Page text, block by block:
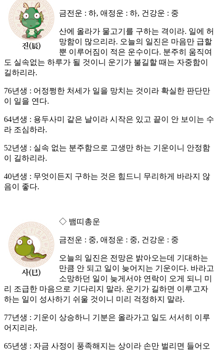
금전운 : 하, 애정운 : 하, 건강운 : 중
산에 올라가 물고기를 구하는 격이라. 일에 허
망함이 많으리라. 오늘의 일진은 마음만 급할
뿐 이루어짐이 적은 운수이다. 분주히 움직여
도 실속없는 하루가 될 것이니 운기가 불길할 때는 자중함이
길하리라.
76년생 : 어정쩡한 처세가 일을 망치는 것이라 확실한 판단만
이 일을 연다.
64년생 : 용두사미 같은 날이라 시작은 있고 끝이 안 보이는 수
라 조심하라.
52년생 : 실속 없는 분주함으로 고생만 하는 기운이니 안정함
이 길하리라.
40년생 : 무엇이든지 구하는 것은 힘드니 무리하게 바라지 않
음이 좋다.
◇ 뱀띠총운
금전운 : 중, 애정운 : 중, 건강운 : 중
오늘의 일진은 전망은 밝아오는데 기대하는
만큼 안 되고 일이 늦어지는 기운이다. 바라고
소망하던 일이 늦게서야 연락이 오게 되니 미
리 조급한 마음으로 기다리지 말라. 운기가 길하면 이루고자
하는 일이 성사하기 쉬울 것이니 미리 걱정하지 말라.
77년생 : 기운이 상승하니 기분은 올라가고 일도 서서히 이루
어지리라.
65년생 : 자금 사정이 풍족해지는 상이라 손만 벌리면 들어오